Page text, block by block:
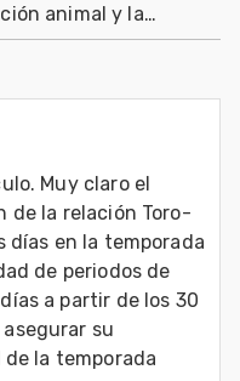
animal y la
mundial
Muy claro el
de la relación Toro-
días en la temporada
de periodos de
a partir de los 30
su
la temporada